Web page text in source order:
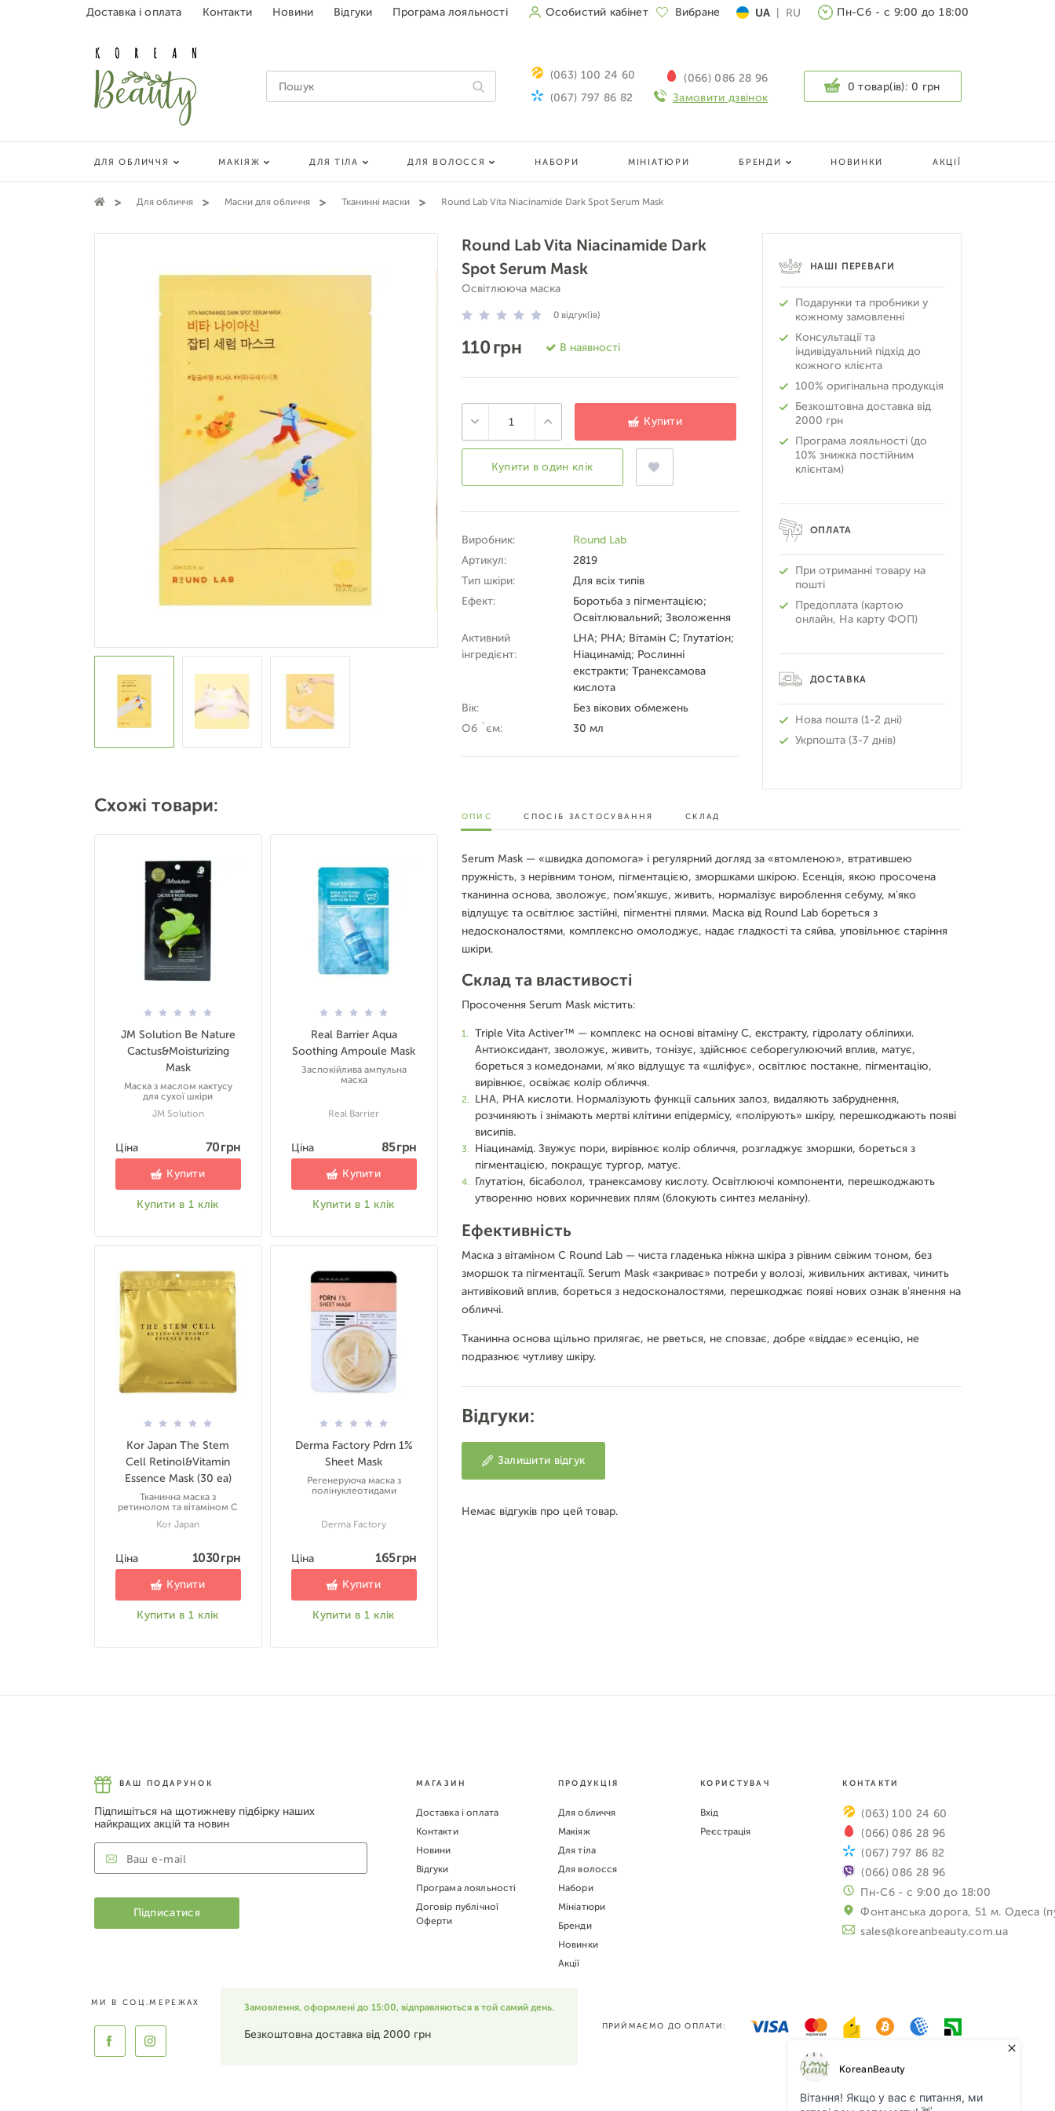
Доставка і оплата Контакти Новини Відгуки Програма лояльності Особистий кабінет Вибране UA RU Пн-Сб - с 9:00 до 18:00
(063) 100 24 60
(066) 086 28 96
(067) 797 86 82
Замовити дзвінок
0 товар(ів): 0 грн
ДЛЯ ОБЛИЧЧЯ МАКІЯЖ ДЛЯ ТІЛА ДЛЯ ВОЛОССЯ НАБОРИ МІНІАТЮРИ БРЕНДИ НОВИНКИ АКЦІЇ
Для обличчя Маски для обличчя Тканинні маски Round Lab Vita Niacinamide Dark Spot Serum Mask
Схожі товари:
JM Solution Be Nature
Cactus&Moisturizing
Mask
Маска з маслом кактусу
для сухої шкіри
JM Solution
Ціна 70 грн
Купити
Купити в 1 клік
Real Barrier Aqua
Soothing Ampoule Mask
Заспокійлива ампульна
маска
Real Barrier
Ціна 85 грн
Купити
Купити в 1 клік
Kor Japan The Stem
Cell Retinol&Vitamin
Essence Mask (30 ea)
Тканинна маска з
ретинолом та вітаміном С
Kor Japan
Ціна 1030 грн
Купити
Купити в 1 клік
Derma Factory Pdrn 1%
Sheet Mask
Регенеруюча маска з
полінуклеотидами
Derma Factory
Ціна 165 грн
Купити
Купити в 1 клік
Round Lab Vita Niacinamide Dark
Spot Serum Mask
Освітлююча маска
0 відгук(ів)
110 грн В наявності
Купити
Купити в один клік
Виробник:
Round Lab
Артикул:
2819
Тип шкіри:
Для всіх типів
Ефект:
Боротьба з пігментацією;
Освітлювальний; Зволоження
Активний
інгредієнт:
LHA; PHA; Вітамін C; Глутатіон;
Ніацинамід; Рослинні
екстракти; Транексамова
кислота
Вік:
Без вікових обмежень
Об `єм:
30 мл
НАШІ ПЕРЕВАГИ
Подарунки та пробники у
кожному замовленні
Консультації та
індивідуальний підхід до
кожного клієнта
100% оригінальна продукція
Безкоштовна доставка від
2000 грн
Програма лояльності (до
10% знижка постійним
клієнтам)
ОПЛАТА
При отриманні товару на
пошті
Предоплата (картою
онлайн, На карту ФОП)
ДОСТАВКА
Нова пошта (1-2 дні)
Укрпошта (3-7 днів)
ОПИС СПОСІБ ЗАСТОСУВАННЯ СКЛАД
Serum Mask — «швидка допомога» і регулярний догляд за «втомленою», втратившею
пружність, з нерівним тоном, пігментацією, зморшками шкірою. Есенція, якою просочена
тканинна основа, зволожує, пом'якшує, живить, нормалізує вироблення себуму, м'яко
відлущує та освітлює застійні, пігментні плями. Маска від Round Lab бореться з
недосконалостями, комплексно омолоджує, надає гладкості та сяйва, уповільнює старіння
шкіри.
Склад та властивості
Просочення Serum Mask містить:
Triple Vita Activer™ — комплекс на основі вітаміну С, екстракту, гідролату обліпихи.
Антиоксидант, зволожує, живить, тонізує, здійснює себорегулюючий вплив, матує,
бореться з комедонами, м'яко відлущує та «шліфує», освітлює постакне, пігментацію,
вирівнює, освіжає колір обличчя.
LHA, PHA кислоти. Нормалізують функції сальних залоз, видаляють забруднення,
розчиняють і знімають мертві клітини епідермісу, «полірують» шкіру, перешкоджають появі
висипів.
Ніацинамід. Звужує пори, вирівнює колір обличчя, розгладжує зморшки, бореться з
пігментацією, покращує тургор, матує.
Глутатіон, бісаболол, транексамову кислоту. Освітлюючі компоненти, перешкоджають
утворенню нових коричневих плям (блокують синтез меланіну).
Ефективність
Маска з вітаміном С Round Lab — чиста гладенька ніжна шкіра з рівним свіжим тоном, без
зморшок та пігментації. Serum Mask «закриває» потреби у волозі, живильних активах, чинить
антивіковий вплив, бореться з недосконалостями, перешкоджає появі нових ознак в'янення на
обличчі.
Тканинна основа щільно прилягає, не рветься, не сповзає, добре «віддає» есенцію, не
подразнює чутливу шкіру.
Відгуки:
Залишити відгук
Немає відгуків про цей товар.
ВАШ ПОДАРУНОК
Підпишіться на щотижневу підбірку наших
найкращих акцій та новин
МАГАЗИН
Доставка і оплата
Контакти
Новини
Відгуки
Програма лояльності
Договір публічної
Оферти
ПРОДУКЦІЯ
Для обличчя
Макіяж
Для тіла
Для волосся
Набори
Мініатюри
Бренди
Новинки
Акції
КОРИСТУВАЧ
Вхід
Реєстрація
КОНТАКТИ
(063) 100 24 60
(066) 086 28 96
(067) 797 86 82
(066) 086 28 96
Пн-Сб - с 9:00 до 18:00
Фонтанська дорога, 51 м. Одеса
sales@koreanbeauty.com.ua
МИ В СОЦ.МЕРЕЖАХ Замовлення, оформлені до 15:00, відправляються в той самий день.
Безкоштовна доставка від 2000 грн
ПРИЙМАЄМО ДО ОПЛАТИ: